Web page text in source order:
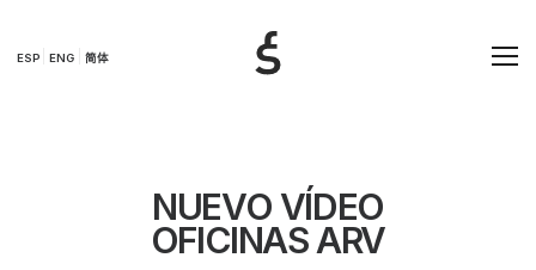
ESP ENG 简体
NUEVO VÍDEO
OFICINAS ARV